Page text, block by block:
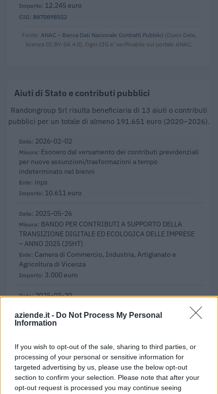
aziende.it - Do Not Process My Personal
Information
If you wish to opt-out of the sale, sharing to third parties, or
processing of your personal or sensitive information for
targeted advertising by us, please use the below opt-out
section to confirm your selection. Please note that after your
opt-out request is processed you may continue seeing
B07D09B552
12.245 euro
Fonte: ANAC – Banca Dati Nazionale Contratti Pubblici (Open Data,
licenza CC BY-SA 4.0). Ogni CIG e' verificabile sul portale ANAC.
Aiuti di Stato e contributi pubblici
Randongroup Srl risulta beneficiaria di 13 aiuti o contributi
pubblici per un totale di almeno 191.651 euro (2020–2026).
2026-02-02
Esonero dal versamento dei contributi previdenziali
per nuove assunzioni/trasformazioni a tempo
indeterminato nel bienni
inps
10.611 euro
2025-05-26
BANDO PER CONTRIBUTI A SUPPORTO DELLA
TRANSIZIONE DIGITALE ED ECOLOGICA DELLE IMPRESE
– ANNO 2025 (25HT)
Camera di Commercio, Industria, Artigianato e
Agricoltura di Vicenza
3.000 euro
2025-03-20
Esonero dal versamento dei contributi previdenziali
per nuove assunzioni/trasformazioni a tempo
indeterminato nel bienni
9.320 euro
2025-01-27
Esonero dal versamento dei contributi previdenziali
per nuove assunzioni/trasformazioni a tempo